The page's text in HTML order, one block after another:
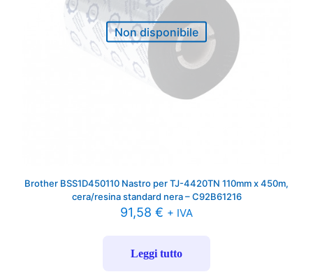
Non disponibile
Brother BSS1D450110 Nastro per TJ-4420TN 110mm x 450m,
cera/resina standard nera – C92B61216
91,58 € + IVA
Leggi tutto